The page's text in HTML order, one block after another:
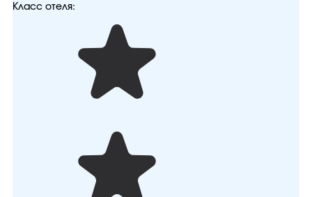
Класс отеля: